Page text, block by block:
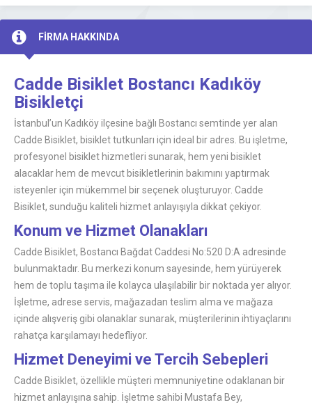
FİRMA HAKKINDA
Cadde Bisiklet Bostancı Kadıköy
Bisikletçi
İstanbul’un Kadıköy ilçesine bağlı Bostancı semtinde yer alan
Cadde Bisiklet, bisiklet tutkunları için ideal bir adres. Bu işletme,
profesyonel bisiklet hizmetleri sunarak, hem yeni bisiklet
alacaklar hem de mevcut bisikletlerinin bakımını yaptırmak
isteyenler için mükemmel bir seçenek oluşturuyor. Cadde
Bisiklet, sunduğu kaliteli hizmet anlayışıyla dikkat çekiyor.
Konum ve Hizmet Olanakları
Cadde Bisiklet, Bostancı Bağdat Caddesi No:520 D:A adresinde
bulunmaktadır. Bu merkezi konum sayesinde, hem yürüyerek
hem de toplu taşıma ile kolayca ulaşılabilir bir noktada yer alıyor.
İşletme, adrese servis, mağazadan teslim alma ve mağaza
içinde alışveriş gibi olanaklar sunarak, müşterilerinin ihtiyaçlarını
rahatça karşılamayı hedefliyor.
Hizmet Deneyimi ve Tercih Sebepleri
Cadde Bisiklet, özellikle müşteri memnuniyetine odaklanan bir
hizmet anlayışına sahip. İşletme sahibi Mustafa Bey,